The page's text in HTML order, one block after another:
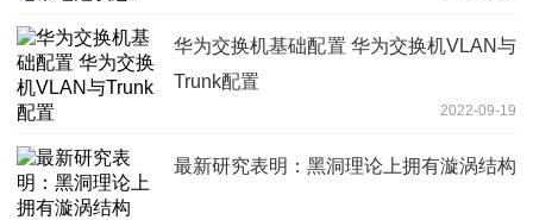
华为交换机基础配置 华为交换机VLAN与
Trunk配置
2022-09-19
最新研究表明：黑洞理论上拥有漩涡结构